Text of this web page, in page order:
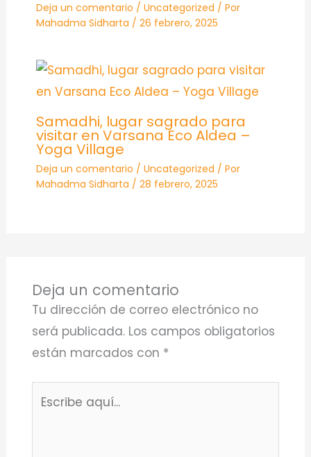
Deja un comentario / Uncategorized / Por
Mahadma Sidharta / 26 febrero, 2025
Samadhi, lugar sagrado para
visitar en Varsana Eco Aldea –
Yoga Village
Deja un comentario / Uncategorized / Por
Mahadma Sidharta / 28 febrero, 2025
Deja un comentario
Tu dirección de correo electrónico no
será publicada. Los campos obligatorios
están marcados con *